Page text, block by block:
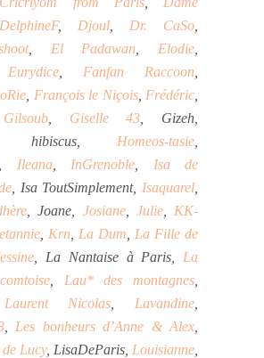
DelphineF, Djoul Dr. CaSo
, El Padawan Elodie
Eurydice Fanfan Raccoon
François le Niçois, Frédéric
Gilsoub, Giselle 43 , Gizeh,
hibiscus, Homeos-tasie
Ileana, InGrenoble
Isa de
, Isa ToutSimplement, Isaquarel
, Joane, Josiane, Julie, KK-
Krn La Dum
La Fille de
, La Nantaise à Paris, La
, Lau* des montagnes
Laurent Nicolas Lavandine
Les bonheurs d’Anne & Alex
de Lucy, LisaDeParis, Louisianne